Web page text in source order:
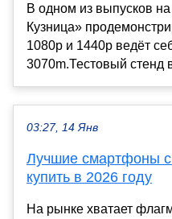
В одном из выпусков
Кузница»
1080р и 1440р ведёт
3070m.Тестовый стенд
03:27, 14 Янв
Лучшие смартфоны с
купить в 2026 году
На рынке хватает